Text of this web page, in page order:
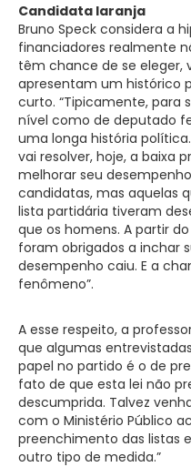
Candidata laranja
Bruno Speck considera a
financiadores realmente
têm chance de se eleger,
apresentam um histórico
curto. “Tipicamente, para
nível como de deputado
uma longa história
vai resolver, hoje, a baixa
melhorar seu
candidatas, mas aquelas
lista partidária tiveram
que os homens. A partir
foram obrigados a inchar
desempenho caiu. E a
fenômeno”.
A esse respeito, a
que algumas
papel no partido é o de
fato de que esta lei não
descumprida. Talvez
com o Ministério Público
preenchimento das listas
outro tipo de medida.”